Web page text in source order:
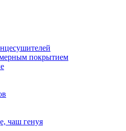
покрытием
чаш генуя